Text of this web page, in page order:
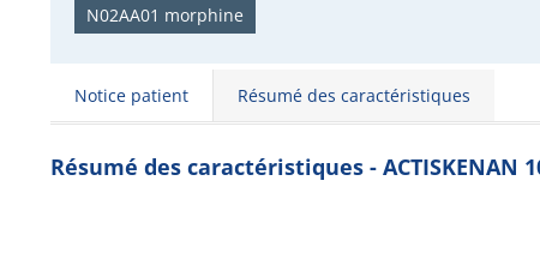
N02AA01 morphine
Notice patient Résumé des caractéristiques
Résumé des caractéristiques - ACTISKENAN